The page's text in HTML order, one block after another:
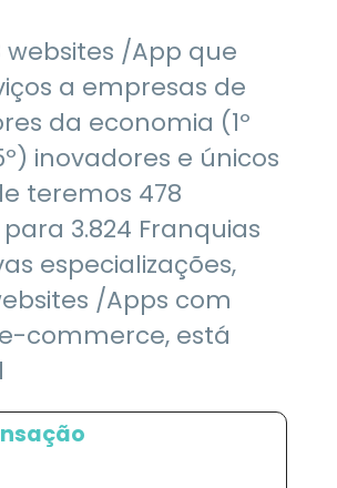
websites /App que
a empresas de
da economia (1º
inovadores e únicos
teremos 478
para 3.824 Franquias
especializações,
/Apps com
commerce, está